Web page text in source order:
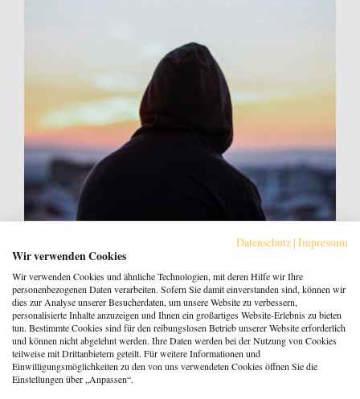
Gendersensible Beratung für Männer –
Hilfetelefon
18. März 2021 Natalie Falkenberg
zurück 1 2 3 4 5 6 7 8 vor
Datenschutz | Impressum
Wir verwenden Cookies
Wir verwenden Cookies und ähnliche Technologien, mit deren Hilfe wir Ihre
personenbezogenen Daten verarbeiten. Sofern Sie damit einverstanden sind, können wir
dies zur Analyse unserer Besucherdaten, um unsere Website zu verbessern,
personalisierte Inhalte anzuzeigen und Ihnen ein großartiges Website-Erlebnis zu bieten
tun. Bestimmte Cookies sind für den reibungslosen Betrieb unserer Website erforderlich
und können nicht abgelehnt werden. Ihre Daten werden bei der Nutzung von Cookies
teilweise mit Drittanbietern geteilt. Für weitere Informationen und
Einwilligungsmöglichkeiten zu den von uns verwendeten Cookies öffnen Sie die
Einstellungen über „Anpassen“.